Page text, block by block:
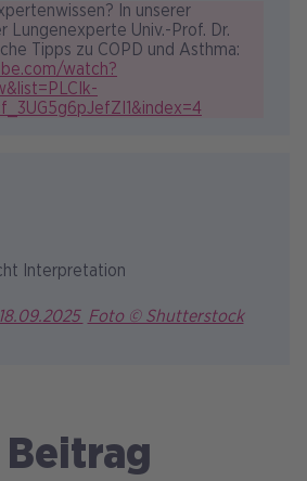
In unserer
Lungenexperte Univ.-Prof. Dr.
Tipps zu COPD und Asthma:
watch?
Interpretation
Foto © Shutterstock
Beitrag